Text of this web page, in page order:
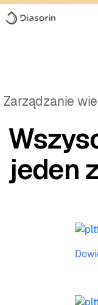
Zarządzanie
jeden